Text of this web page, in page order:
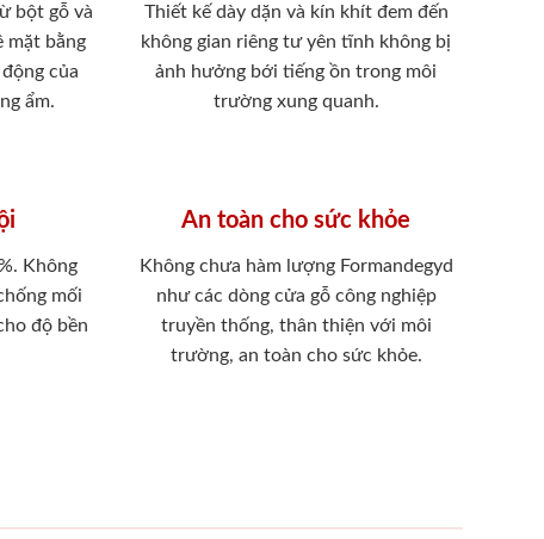
bột gỗ và
mặt bằng
của
ẩm.
Thiết kế dày dặn và kín khít đem đến
không gian riêng tư yên tĩnh không bị
ảnh hưởng bới tiếng ồn trong môi
trường xung quanh.
Không
mối
độ bền
An toàn cho sức khỏe
Không chưa hàm lượng Formandegyd
như các dòng cửa gỗ công nghiệp
truyền thống, thân thiện với môi
trường, an toàn cho sức khỏe.